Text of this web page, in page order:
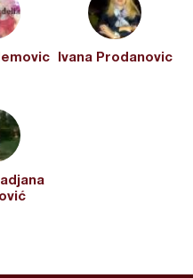
Ivana Prodanovic